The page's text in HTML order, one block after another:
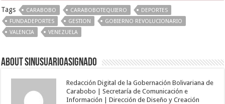
Tags CARABOBO CARABOBOTEQUIERO
DEPORTES
FUNDADEPORTES
GESTION
GOBIERNO REVOLUCIONARIO
VALENCIA
VENEZUELA
About sinusuarioasignado
Redacción Digital de la Gobernación Bolivariana de
Carabobo | Secretaría de Comunicación e
Información | Dirección de Diseño y Creación